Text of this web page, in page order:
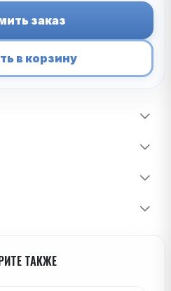
заказ
в корзину
ТАКЖЕ